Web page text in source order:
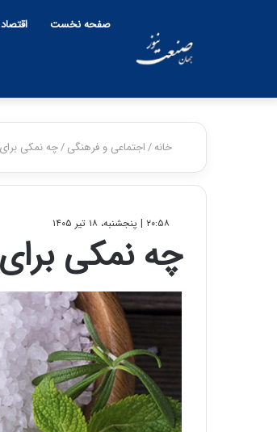
صفحه نخست
خانه/اجتماعی و فرهنگی/چه نمکی
۲۰:۵۸ | پنجشنبه، ۱۸ تیر ۱۴۰۵
چه نمکی